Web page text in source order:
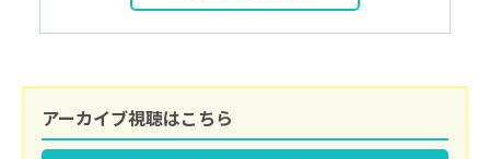
アーカイブ視聴はこちら